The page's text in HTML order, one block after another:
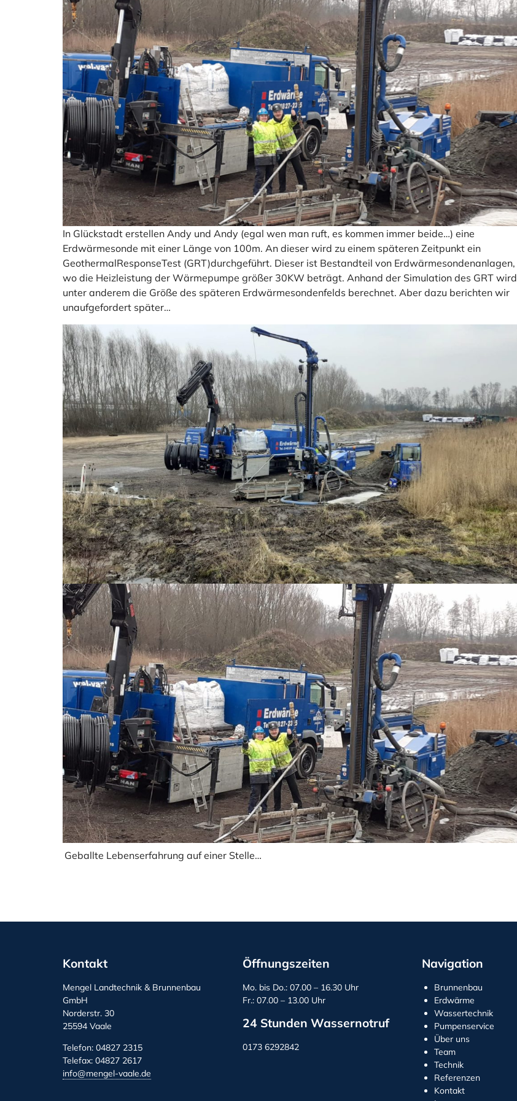
In Glückstadt erstellen Andy und Andy (egal wen man ruft, es kommen immer beide…) eine
Erdwärmesonde mit einer Länge von 100m. An dieser wird zu einem späteren Zeitpunkt ein
GeothermalResponseTest (GRT)durchgeführt. Dieser ist Bestandteil von Erdwärmesondenanlagen,
wo die Heizleistung der Wärmepumpe größer 30KW beträgt. Anhand der Simulation des GRT wird
unter anderem die Größe des späteren Erdwärmesondenfelds berechnet. Aber dazu berichten wir
unaufgefordert später…
Geballte Lebenserfahrung auf einer Stelle…
Kontakt
Mengel Landtechnik & Brunnenbau
GmbH
Norderstr. 30
25594 Vaale
Telefon: 04827 2315
Telefax: 04827 2617
info@mengel-vaale.de
Öffnungszeiten
Mo. bis Do.: 07.00 – 16.30 Uhr
Fr.: 07.00 – 13.00 Uhr
24 Stunden Wassernotruf
0173 6292842
Navigation
Brunnenbau
Erdwärme
Wassertechnik
Pumpenservice
Über uns
Team
Technik
Referenzen
Kontakt